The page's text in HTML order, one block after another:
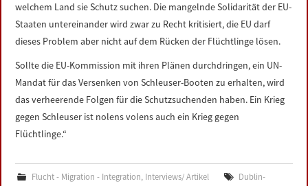
welchem Land sie Schutz suchen. Die mangelnde Solidarität der EU-
Staaten untereinander wird zwar zu Recht kritisiert, die EU darf
dieses Problem aber nicht auf dem Rücken der Flüchtlinge lösen.
Sollte die EU-Kommission mit ihren Plänen durchdringen, ein UN-
Mandat für das Versenken von Schleuser-Booten zu erhalten, wird
das verheerende Folgen für die Schutzsuchenden haben. Ein Krieg
gegen Schleuser ist nolens volens auch ein Krieg gegen
Flüchtlinge.“
Flucht - Migration - Integration, Interviews/ Artikel
Dublin-